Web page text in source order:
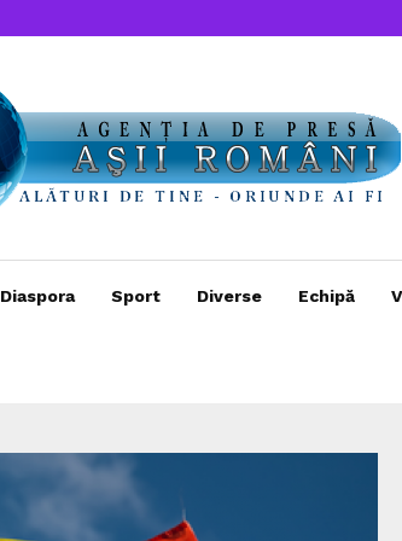
Diaspora Sport Diverse Echipă